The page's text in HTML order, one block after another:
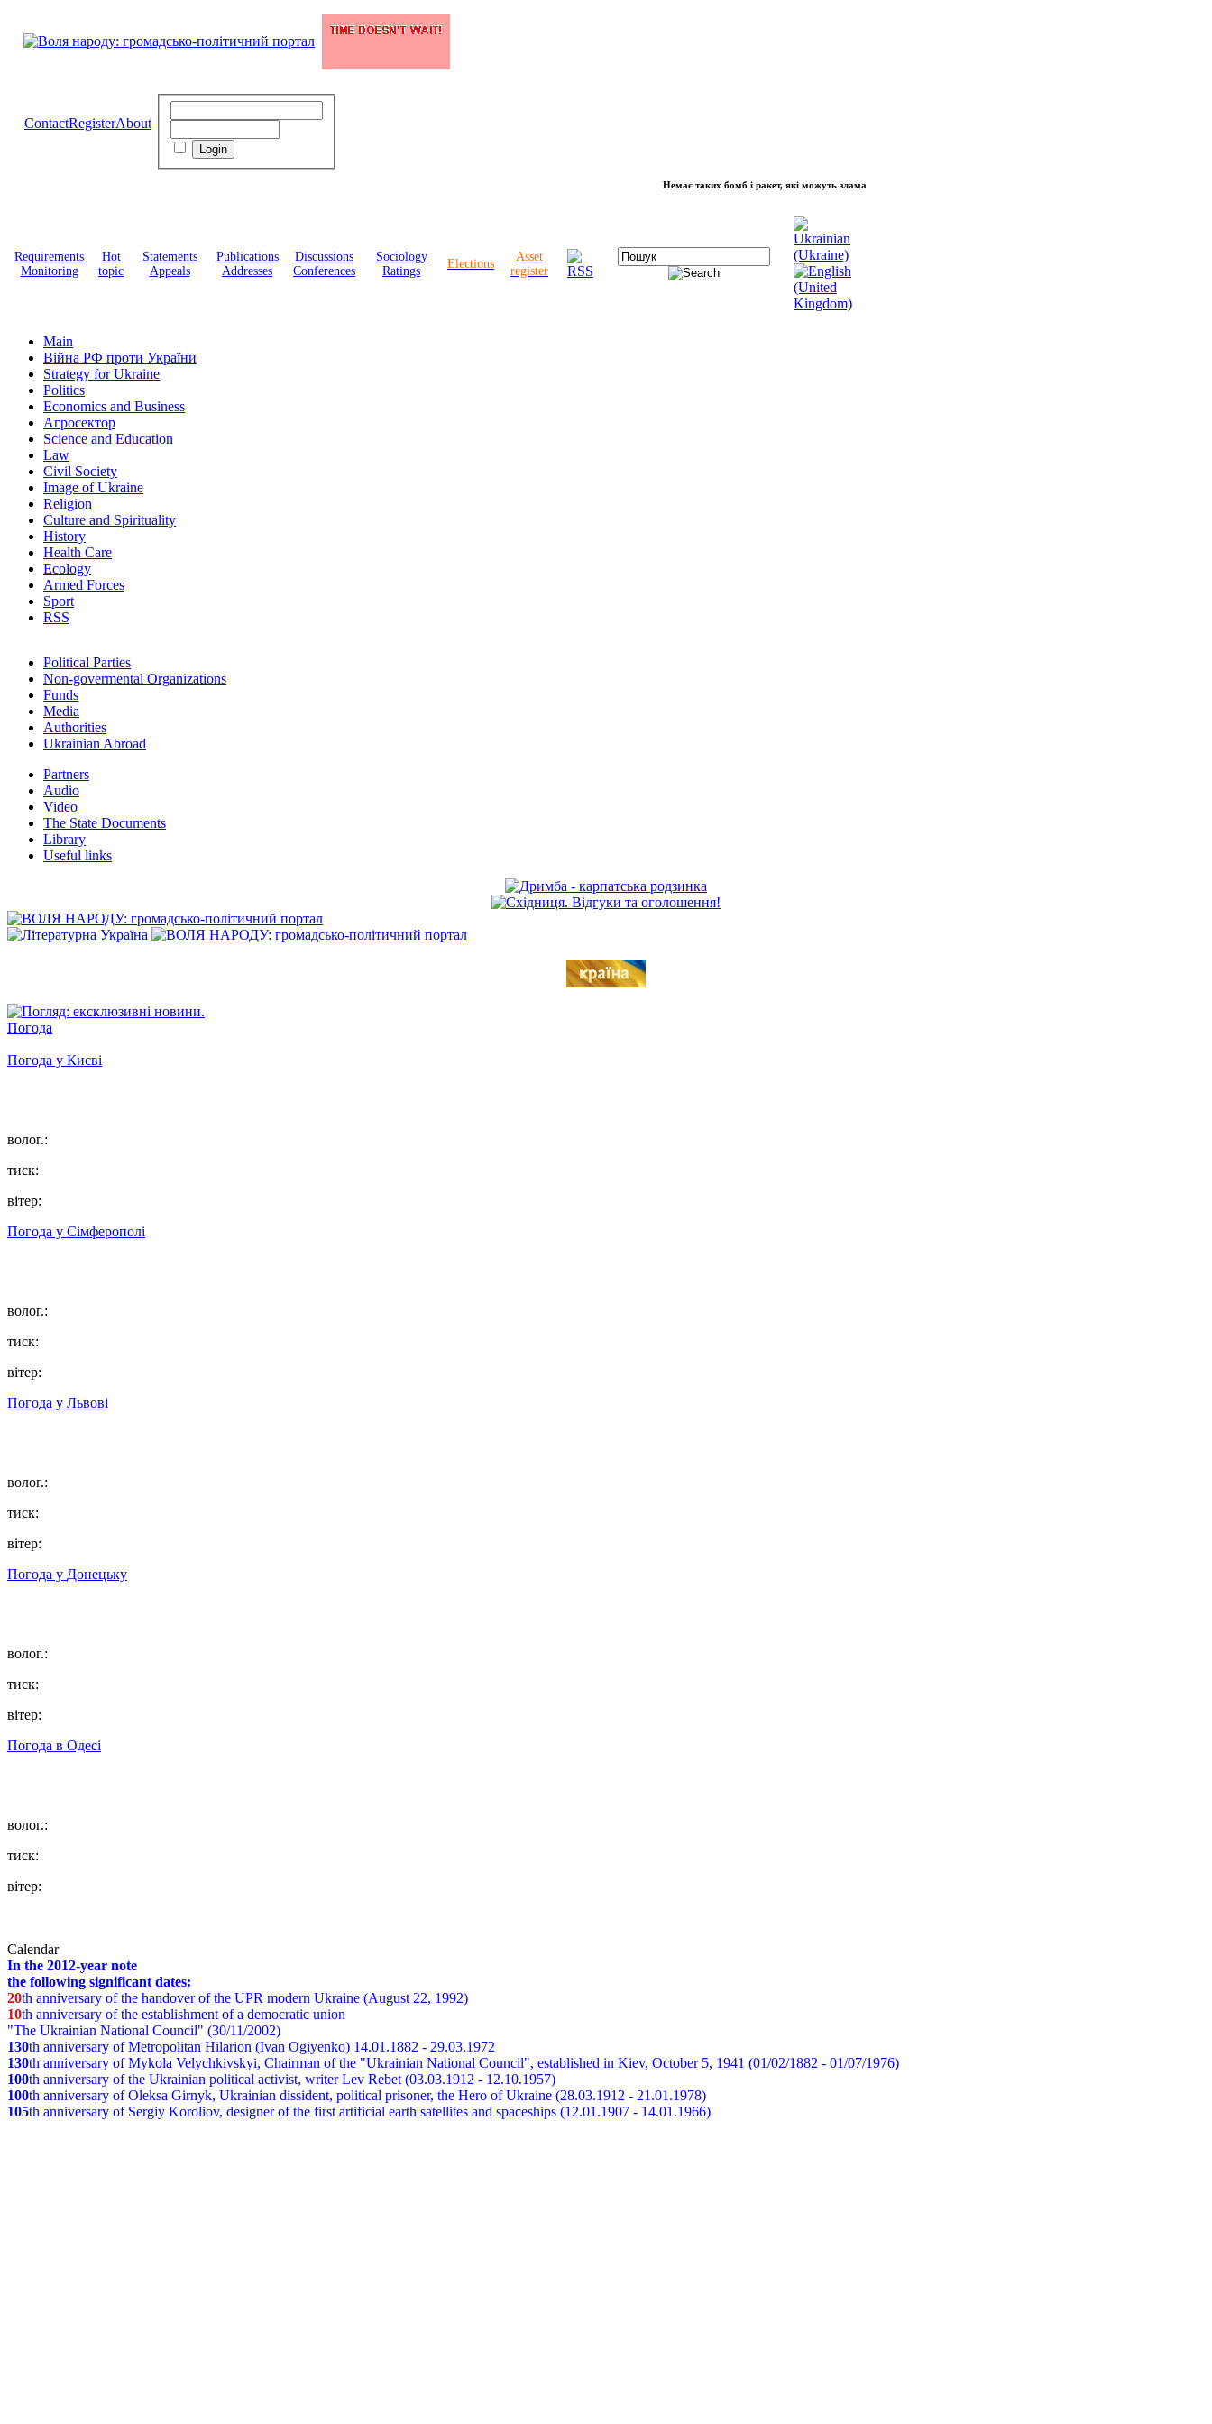
ContactRegisterAbout
Немає таких бомб і ракет, які можуть зламати волю народу, - Президент України Володимир Зеленський
Requirements
Monitoring
Hot
topic
Statements
Appeals
Publications
Addresses
Discussions
Conferences
Sociology
Ratings
Elections
Asset
register
Main
Війна РФ проти України
Strategy for Ukraine
Politics
Economics and Business
Агросектор
Science and Education
Law
Civil Society
Image of Ukraine
Religion
Culture and Spirituality
History
Health Care
Ecology
Armed Forces
Sport
RSS
Political Parties
Non-govermental Organizations
Funds
Мedia
Authorities
Ukrainian Abroad
Partners
Audio
Video
The State Documents
Library
Useful links
Погода
Погода у Києві
волог.:
тиск:
вітер:
Погода у Сімферополі
волог.:
тиск:
вітер:
Погода у Львові
волог.:
тиск:
вітер:
Погода у Донецьку
волог.:
тиск:
вітер:
Погода в Одесі
волог.:
тиск:
вітер:
Calendar
In the 2012-year note
the following significant dates:
20th anniversary of the handover of the UPR modern Ukraine (August 22, 1992)
10th anniversary of the establishment of a democratic union
"The Ukrainian National Council" (30/11/2002)
130th anniversary of Metropolitan Hilarion (Ivan Ogiyenko) 14.01.1882 - 29.03.1972
130th anniversary of Mykola Velychkivskyi, Chairman of the "Ukrainian National Council", established in Kiev, October 5, 1941 (01/02/1882 - 01/07/1976)
100th anniversary of the Ukrainian political activist, writer Lev Rebet (03.03.1912 - 12.10.1957)
100th anniversary of Oleksa Girnyk, Ukrainian dissident, political prisoner, the Hero of Ukraine (28.03.1912 - 21.01.1978)
105th anniversary of Sergiy Koroliov, designer of the first artificial earth satellites and spaceships (12.01.1907 - 14.01.1966)